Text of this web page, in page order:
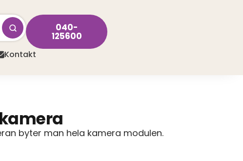
040-
125600
Kontakt
byter man hela kamera modulen.